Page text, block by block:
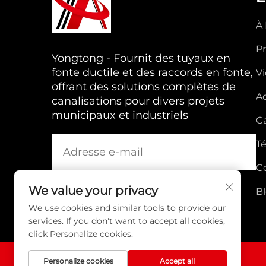
Yongtong - Fournit des tuyaux en
fonte ductile et des raccords en fonte,
offrant des solutions complètes de
canalisations pour divers projets
municipaux et industriels
À
We value your privacy
We use cookies and similar tools to provide our
services. If you don't want to accept all cookies,
click Personalize cookies.
Personalize cookies Accept all